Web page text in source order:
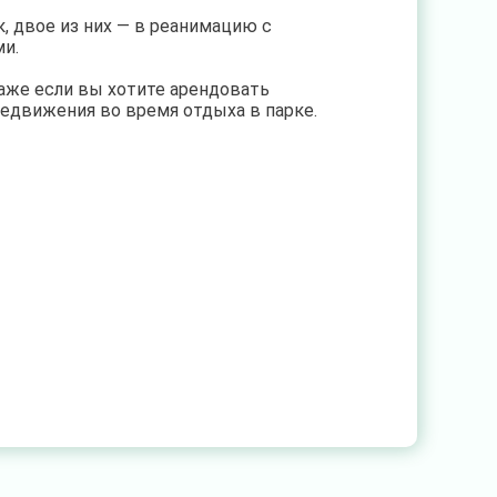
двое из них — в реанимацию с
если вы хотите арендовать
во время отдыха в парке.